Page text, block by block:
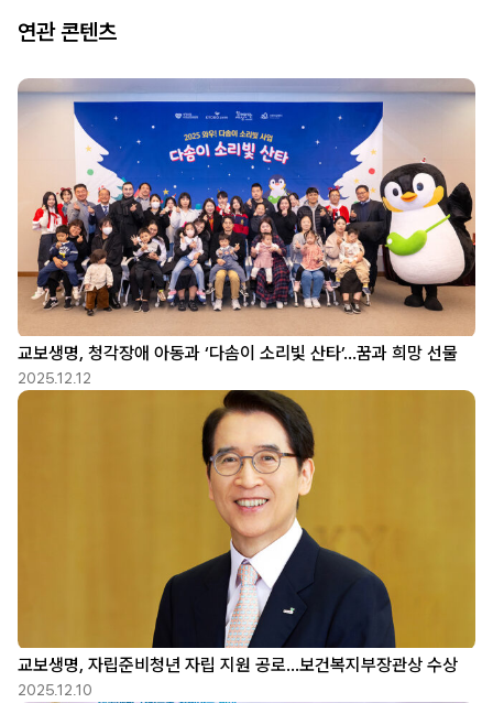
연관 콘텐츠
교보생명, 청각장애 아동과 ‘다솜이 소리빛 산타’…꿈과 희망 선물
2025.12.12
교보생명, 자립준비청년 자립 지원 공로…보건복지부장관상 수상
2025.12.10